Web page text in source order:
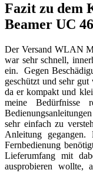
Fazit zu dem
Beamer UC 46
Der Versand WLAN
war sehr schnell,
ein. Gegen
geschützt und sehr
da er kompakt und
meine
sehr einfach zu
Anleitung
Fernbedienung
Lieferumfang mit
ausprobieren